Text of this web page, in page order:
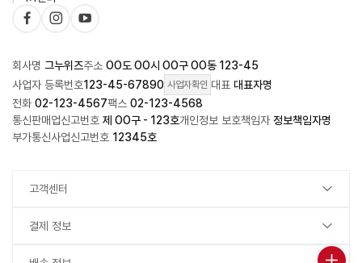
회사명 그누위즈주소 OO도 OO시 OO구 OO동 123-45
사업자 등록번호123-45-67890 사업자확인 대표 대표자명
전화 02-123-4567팩스 02-123-4568
통신판매업신고번호 제 OO구 - 123호개인정보 보호책임자 정보책임자명
부가통신사업신고번호 12345호
고객센터
결제 정보